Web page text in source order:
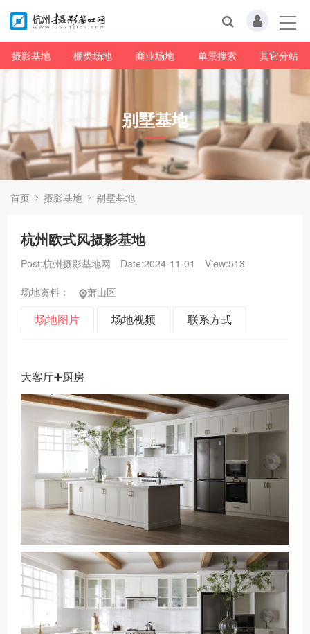
摄影基地 棚类场地 商业场地 单景搜索 其它分站
别墅基地
首页 摄影基地 别墅基地
杭州欧式风摄影基地
Post:杭州摄影基地网 Date:2024-11-01 View:513
场地资料： 萧山区
场地图片 场地视频 联系方式
大客厅➕厨房